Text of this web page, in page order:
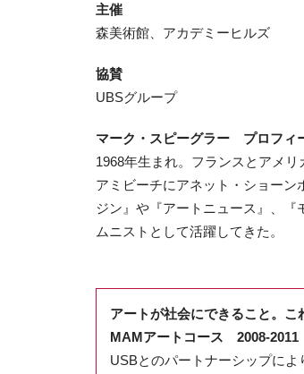
主催
森美術館、アカデミーヒルズ
協賛
UBSグループ
マーク・スピーグラー プロフィ
1968年生まれ。フランスとアメ
アミビーチにアネット・ショー
ジン』や『アートニュース』、
ムニストとして活躍してきた。
アートが社会にできること。こ
MAMアートコース 2008-2011
USBとのパートナーシップによ